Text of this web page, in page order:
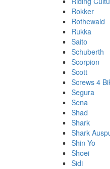
Rokker
Rothewald
Rukka
Saito
Schuberth
Scorpion
Scott
Screws 4
Segura
Sena
Shad
Shark
Shark
Shin Yo
Shoei
Sidi